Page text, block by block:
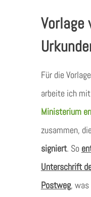
Vorlage
Für die
arbeite ich
Ministerium
zusammen,
signiert. So
Unterschrift
Postweg, was